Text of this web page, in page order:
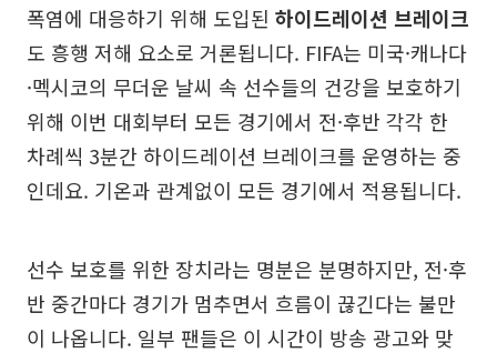
폭염에 대응하기 위해 도입된 하이드레이션 브레이크
도 흥행 저해 요소로 거론됩니다. FIFA는 미국·캐나다
·멕시코의 무더운 날씨 속 선수들의 건강을 보호하기
위해 이번 대회부터 모든 경기에서 전·후반 각각 한
차례씩 3분간 하이드레이션 브레이크를 운영하는 중
인데요. 기온과 관계없이 모든 경기에서 적용됩니다.
선수 보호를 위한 장치라는 명분은 분명하지만, 전·후
반 중간마다 경기가 멈추면서 흐름이 끊긴다는 불만
이 나옵니다. 일부 팬들은 이 시간이 방송 광고와 맞